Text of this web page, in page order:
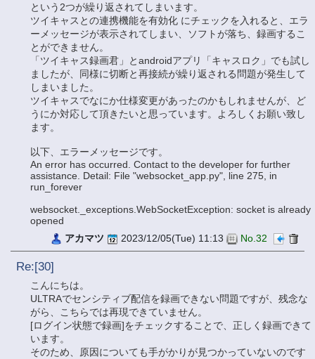
という2つが繰り返されてしまいます。
ツイキャスとの連携機能を有効化 にチェックを入れると、エラ
ーメッセージが表示されてしまい、ソフトが落ち、録画するこ
とができません。
「ツイキャス録画君」とandroidアプリ「キャスロク」でも試し
ましたが、同様に切断と再接続が繰り返される問題が発生して
しまいました。
ツイキャスでなにか仕様変更があったのかもしれませんが、ど
うにか対応して頂きたいと思っています。よろしくお願い致し
ます。
以下、エラーメッセージです。
An error has occurred. Contact to the developer for further
assistance. Detail: File "websocket_app.py", line 275, in
run_forever
websocket._exceptions.WebSocketException: socket is already
opened
アカマツ
2023/12/05(Tue) 11:13 No.32
Re:[30]
こんにちは。
ULTRAでセンシティブ配信を録画できない問題ですが、残念な
がら、こちらでは再現できていません。
[ログイン状態で録画]をチェックすることで、正しく録画できて
います。
そのため、原因についても手がかりが見つかっていないのです